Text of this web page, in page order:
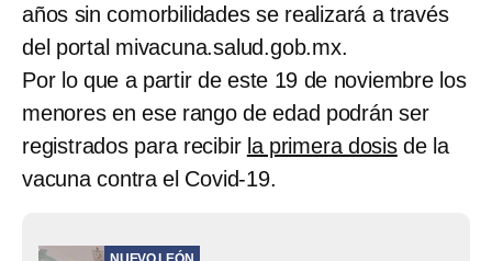
años sin comorbilidades se realizará a través
del portal mivacuna.salud.gob.mx.
Por lo que a partir de este 19 de noviembre los
menores en ese rango de edad podrán ser
registrados para recibir la primera dosisde la
vacuna contra el Covid-19.